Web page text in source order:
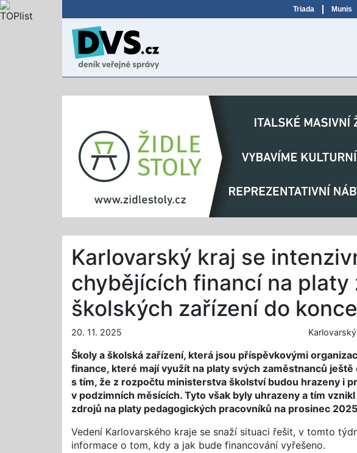
Triada Munis
Karlovarský kraj se
chybějících financí na platy
školských zařízení do
20. 11. 2025
Školy a školská zařízení, která jsou příspěvkovými
finance, které mají využít na platy svých zaměstnanců
s tím, že z rozpočtu ministerstva školství budou hrazeny i
v podzimních měsících. Tyto však byly uhrazeny a tím
zdrojů na platy pedagogických pracovníků na prosinec
Vedení Karlovarského kraje se snaží situaci řešit, v tomto
informace o tom, kdy a jak bude financování vyřešeno.